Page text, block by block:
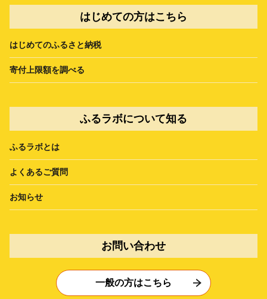
はじめての方はこちら
はじめてのふるさと納税
寄付上限額を調べる
ふるラボについて知る
ふるラボとは
よくあるご質問
お知らせ
お問い合わせ
一般の方はこちら